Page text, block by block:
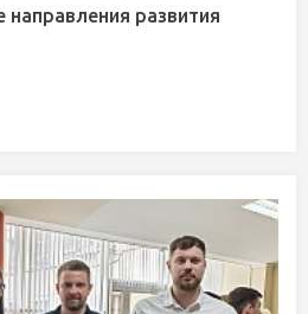
развития